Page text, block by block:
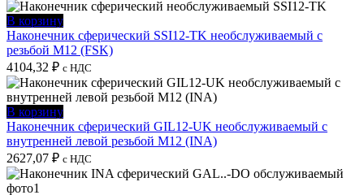
В корзину
Наконечник сферический SSI12-TK необслуживаемый с
резьбой M12 (FSK)
4104,32 ₽ с НДС
В корзину
Наконечник сферический GIL12-UK необслуживаемый с
внутренней левой резьбой M12 (INA)
2627,07 ₽ с НДС